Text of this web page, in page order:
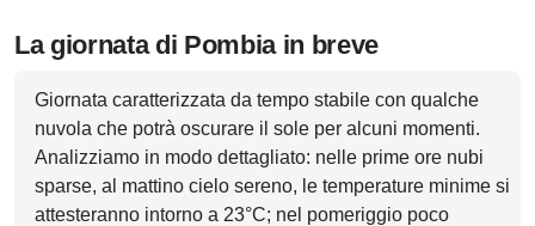
La giornata di Pombia in breve
Giornata caratterizzata da tempo stabile con qualche
nuvola che potrà oscurare il sole per alcuni momenti.
Analizziamo in modo dettagliato: nelle prime ore nubi
sparse, al mattino cielo sereno, le temperature minime si
attesteranno intorno a 23°C; nel pomeriggio poco